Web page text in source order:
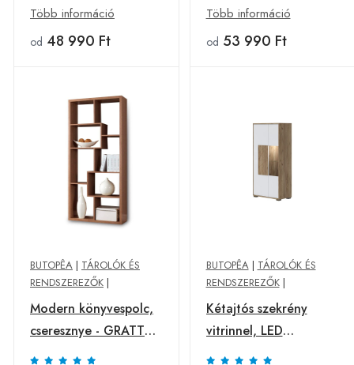
Butopêa
Több információ
od 48 990 Ft
Több információ
od 53 990 Ft
BUTOPÊA | TÁROLÓK ÉS
RENDSZEREZŐK |
Modern könyvespolc,
cseresznye - GRATTE
CIEL - Butopêa
BUTOPÊA| TÁROLÓK ÉS
RENDSZEREZŐK|
Kétajtós szekrény
vitrinnel, LED
világítással, fehér-